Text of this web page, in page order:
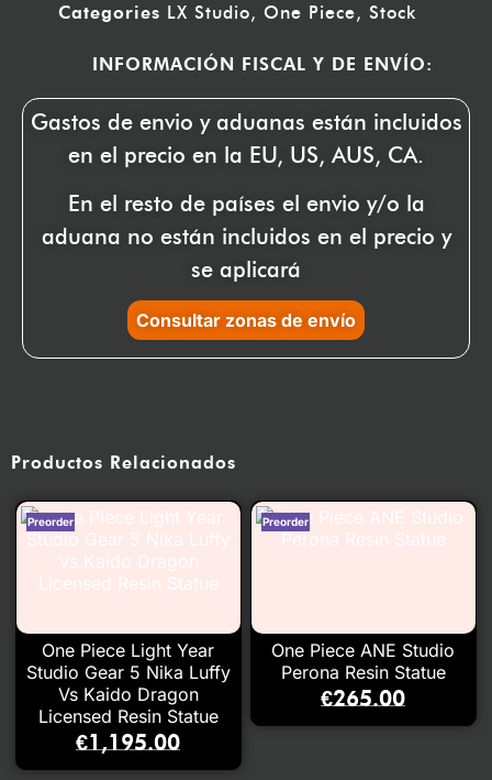
Categories LX Studio, One Piece, Stock
INFORMACIÓN FISCAL Y DE ENVÍO:
Gastos de envio y aduanas están incluidos
en el precio en la EU, US, AUS, CA.
En el resto de países el envio y/o la
aduana no están incluidos en el precio y
se aplicará
Consultar zonas de envío
Productos Relacionados
One Piece Light Year
Studio Gear 5 Nika Luffy
Vs Kaido Dragon
Licensed Resin Statue
€1,195.00
One Piece ANE Studio
Perona Resin Statue
€265.00